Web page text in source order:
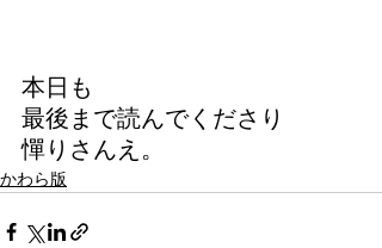
本日も
最後まで読んでくださり
憚りさんえ。
かわら版